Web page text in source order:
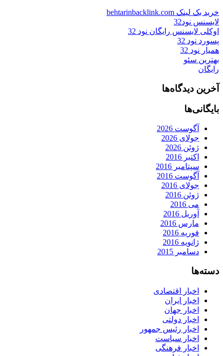
خرید بک لینک behtarinbacklink.com
لایسنس نود32
اوکلی لایسنس رایگان نود 32
پسورد نود 32
همیار نود 32
بهترین سئو
رایگان
آخرین دیدگاه‌ها
بایگانی‌ها
آگوست 2026
جولای 2026
ژوئن 2026
اکتبر 2016
سپتامبر 2016
آگوست 2016
جولای 2016
ژوئن 2016
می 2016
آوریل 2016
مارس 2016
فوریه 2016
ژانویه 2016
دسامبر 2015
دسته‌ها
اخبار اقتصادی
اخبار ایران
اخبار جهان
اخبار دولتی
اخبار رئیس جمهور
اخبار سیاست
اخبار فرهنگی